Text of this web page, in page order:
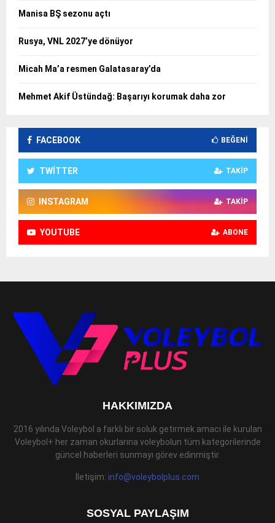
Manisa BŞ sezonu açtı
Rusya, VNL 2027’ye dönüyor
Micah Ma’a resmen Galatasaray’da
Mehmet Akif Üstündağ: Başarıyı korumak daha zor
FACEBOOK BEĞENI
TWITTER TAKIP
INSTAGRAM TAKIP
YOUTUBE ABONE
HAKKIMIZDA
2016 yılında Voleybol a farklı bir soluk getirmek amacı ile kurulan
Voleybol+ her zaman okurlarına voleybolun tüm kategorilerinde
güncel haberleri sunmayı görev edinmiştir.
İletişim: info@voleybolplus.com
SOSYAL PAYLAŞIM